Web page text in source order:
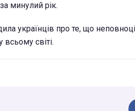
минулий рік.
українців про те, що
всьому світі.